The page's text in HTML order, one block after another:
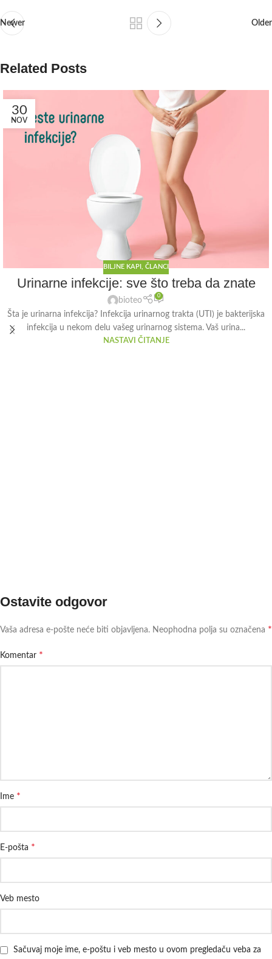
Newer Older
Related Posts
30
NOV
BILJNE KAPI , ČLANCI
Urinarne infekcije: sve što treba da znate
bioteo
0
Šta je urinarna infekcija? Infekcija urinarnog trakta (UTI) je bakterijska
infekcija u nekom delu vašeg urinarnog sistema. Vaš urina...
NASTAVI ČITANJE
Ostavite odgovor
Vaša adresa e-pošte neće biti objavljena. Neophodna polja su označena *
Komentar *
Ime *
E-pošta *
Veb mesto
Sačuvaj moje ime, e-poštu i veb mesto u ovom pregledaču veba za